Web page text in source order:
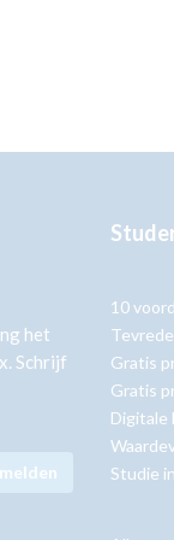
het
Schrijf
10
Gratis
Gratis
Digitale
Studie